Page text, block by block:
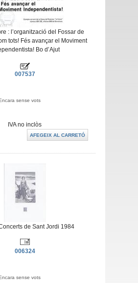
: l’organització del Fossar de
tots! Fés avançar el Moviment
Bo d’Ajut
007537
sense vots
IVA no inclòs
de Sant Jordi 1984
006324
sense vots